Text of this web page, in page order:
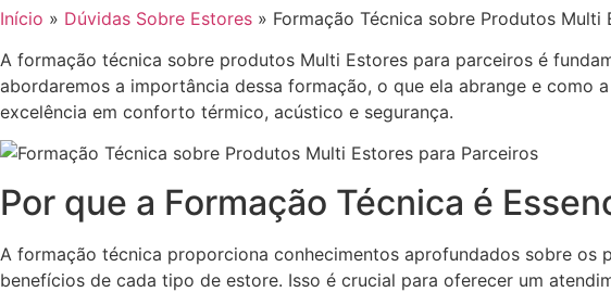
Início » Dúvidas Sobre Estores » Formação Técnica sobre Produtos Multi
A formação técnica sobre produtos Multi Estores para parceiros é
abordaremos a importância dessa formação, o que ela abrange e como
excelência em conforto térmico, acústico e segurança.
Por que a Formação Técnica é
A formação técnica proporciona conhecimentos aprofundados sobre
benefícios de cada tipo de estore. Isso é crucial para oferecer um